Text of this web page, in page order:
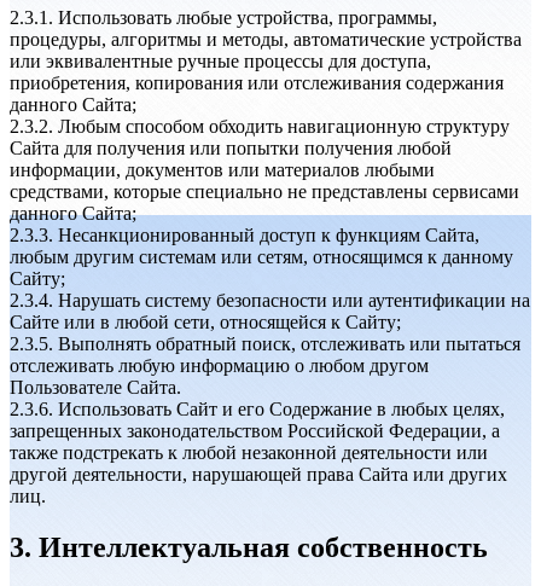
2.3.1. Использовать любые устройства, программы,
процедуры, алгоритмы и методы, автоматические устройства
или эквивалентные ручные процессы для доступа,
приобретения, копирования или отслеживания содержания
данного Сайта;
2.3.2. Любым способом обходить навигационную структуру
Сайта для получения или попытки получения любой
информации, документов или материалов любыми
средствами, которые специально не представлены сервисами
данного Сайта;
2.3.3. Несанкционированный доступ к функциям Сайта,
любым другим системам или сетям, относящимся к данному
Сайту;
2.3.4. Нарушать систему безопасности или аутентификации на
Сайте или в любой сети, относящейся к Сайту;
2.3.5. Выполнять обратный поиск, отслеживать или пытаться
отслеживать любую информацию о любом другом
Пользователе Сайта.
2.3.6. Использовать Сайт и его Содержание в любых целях,
запрещенных законодательством Российской Федерации, а
также подстрекать к любой незаконной деятельности или
другой деятельности, нарушающей права Сайта или других
лиц.
3. Интеллектуальная собственность